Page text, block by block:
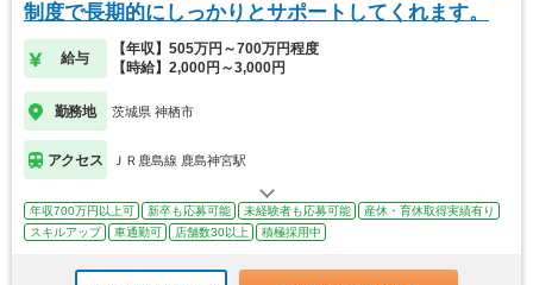
制度で長期的にしっかりとサポートしてくれます。
給与
【年収】505万円～700万円程度
【時給】2,000円～3,000円
勤務地 茨城県 神栖市
アクセス ＪＲ鹿島線 鹿島神宮駅
年収700万円以上可 新卒も応募可能 未経験者も応募可能
産休・育休取得実績有り
スキルアップ
車通勤可 店舗数30以上 積極採用中